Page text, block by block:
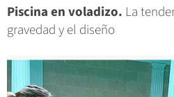
Piscina en voladizo. La
gravedad y el diseño